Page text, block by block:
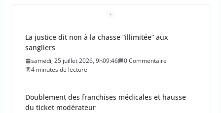
La justice dit non à la chasse “illimitée” aux
sangliers
samedi, 25 juillet 2026, 9h09:46
0 Commentaire
4 minutes de lecture
Doublement des franchises médicales et hausse
du ticket modérateur